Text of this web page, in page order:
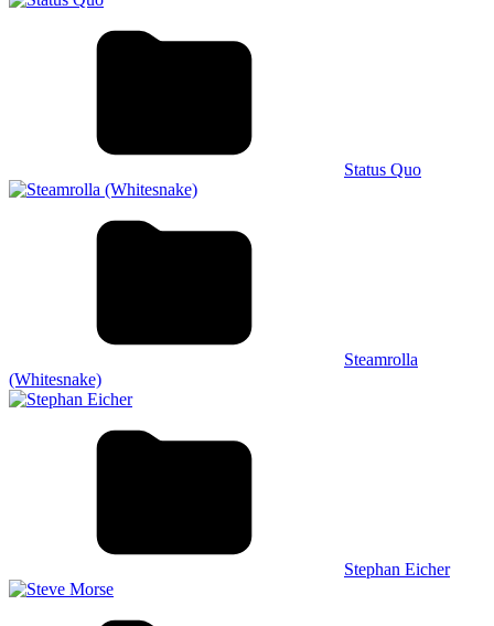
Status Quo
Steamrolla
(Whitesnake)
Stephan Eicher